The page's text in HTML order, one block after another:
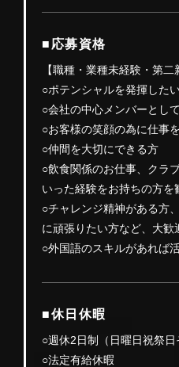
■応募資格
【職種・業種未経験・第
○ポテンシャルを発揮した
○会社の中心メンバーとし
○お客様の笑顔の為に仕事
○仲間を大切にできる方
○飲食関係のお仕事、クラ
いった経験をお持ちの方を
○チャレンジ精神がある方
に頑張りたい方など、大歓
○外国語のスキルがあれば
■休日休暇
○週休2日制（日曜日祝祭日
○法定有給休暇